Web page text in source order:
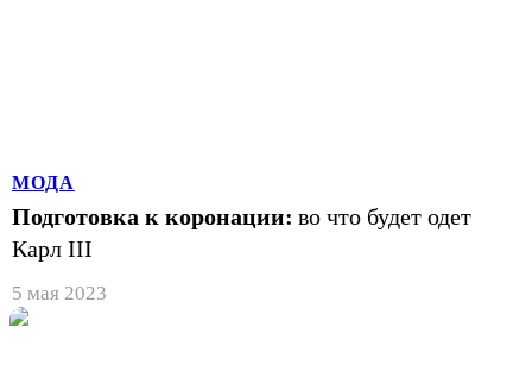
МОДА
Подготовка к коронации: во что будет одет
Карл III
5 мая 2023